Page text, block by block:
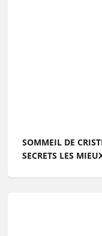
SOMMEIL DE
SECRETS LES